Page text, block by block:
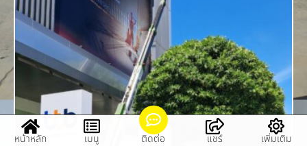
หน้าหลัก เมนู ติดต่อ แชร์ เพิ่มเติม